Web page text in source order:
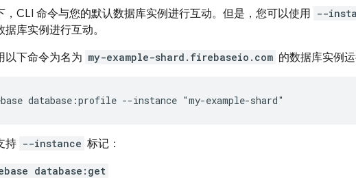
，CLI 命令与您的默认数据库实例进行互动。但是，您可以使用 --
据库实例进行互动。
以下命令为名为 my-example-shard.firebaseio.com 的数据库实例
database:profile --instance "my-example-shard"
持 --instance 标记：
database:get